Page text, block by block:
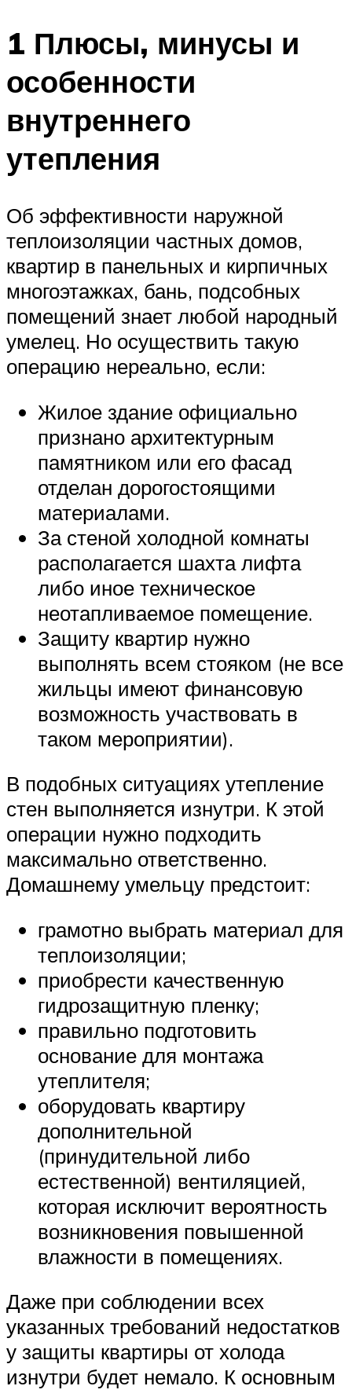
1 Плюсы, минусы и
особенности
внутреннего
утепления
Об эффективности наружной
теплоизоляции частных домов,
квартир в панельных и кирпичных
многоэтажках, бань, подсобных
помещений знает любой народный
умелец. Но осуществить такую
операцию нереально, если:
Жилое здание официально
признано архитектурным
памятником или его фасад
отделан дорогостоящими
материалами.
За стеной холодной комнаты
располагается шахта лифта
либо иное техническое
неотапливаемое помещение.
Защиту квартир нужно
выполнять всем стояком (не все
жильцы имеют финансовую
возможность участвовать в
таком мероприятии).
В подобных ситуациях утепление
стен выполняется изнутри. К этой
операции нужно подходить
максимально ответственно.
Домашнему умельцу предстоит:
грамотно выбрать материал для
теплоизоляции;
приобрести качественную
гидрозащитную пленку;
правильно подготовить
основание для монтажа
утеплителя;
оборудовать квартиру
дополнительной
(принудительной либо
естественной) вентиляцией,
которая исключит вероятность
возникновения повышенной
влажности в помещениях.
Даже при соблюдении всех
указанных требований недостатков
у защиты квартиры от холода
изнутри будет немало. К основным